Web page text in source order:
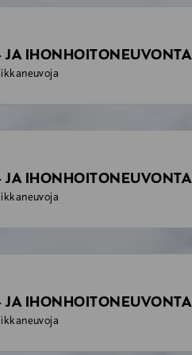
JA IHONHOITONEUVONTA
JA IHONHOITONEUVONTA
JA IHONHOITONEUVONTA